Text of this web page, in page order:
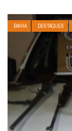
BAHIA DESTAQUES